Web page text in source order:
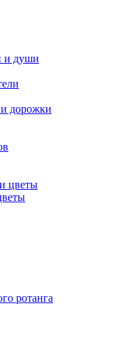
и души
дорожки
цветы
ротанга